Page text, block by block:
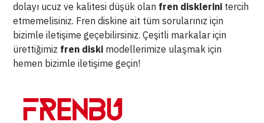
dolayı ucuz ve kalitesi düşük olan fren disklerini tercih
etmemelisiniz. Fren diskine ait tüm sorularınız için
bizimle iletişime geçebilirsiniz. Çeşitli markalar için
ürettiğimiz fren diski modellerimize ulaşmak için
hemen bizimle iletişime geçin!